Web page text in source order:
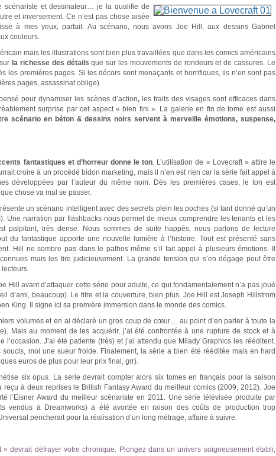
scénariste et dessinateur… je la qualifie de
et inversement. Ce n’est pas chose aisée
à mes yeux, parfait. Au scénario, nous avons Joe Hill, aux dessins Gabriel
couleurs.
mais les illustrations sont bien plus travaillées que dans les comics américains
la richesse des détails que sur les mouvements de rondeurs et de cassures. Le
les premières pages. Si les décors sont menaçants et horrifiques, ils n’en sont pas
pages, assassinat oblige).
pour dynamiser les scènes d’action,les traits des visages sont efficaces dans
surprise par cet aspect « bien fini ». La galerie en fin de tome est aussi
scénario en béton & dessins noirs servent à merveille émotions, suspense,
fantastiques et d’horreur donne le ton. L’utilisation de « Lovecraft » attire le
croire à un procédé bidon marketing, mais il n’en est rien car la série fait appel à
développées par l’auteur du même nom. Dès les premières cases, le ton est
chose va mal se passer.
un scénario intelligent avec des secrets plein les poches (si tant donné qu’un
Une narration par flashbacks nous permet de mieux comprendre les tenants et les
palpitant, très dense. Nous sommes de suite happés, nous parlons de lecture
du fantastique apporte une nouvelle lumière à l’histoire. Tout est présenté sans
Hill ne sombre pas dans le pathos même s’il fait appel à plusieurs émotions. Il
mais les tire judicieusement. La grande tension qui s’en dégage peut être
Hill avant d’attaquer cette série pour adulte, ce qui fondamentalement n’a pas joué
d’ami, beaucoup). Le titre et la couverture, bien plus. Joe Hill est Joseph Hillstrom
King. Il signe ici sa première immersion dans le monde des comics.
volumes et en ai déclaré un gros coup de cœur… au point d’en parler à toute la
Mais au moment de les acquérir, j’ai été confrontée à une rupture de stock et à
l’occasion. J’ai été patiente (très) et j’ai attendu que Milady Graphics les rééditent.
soucis, moi une sueur froide. Finalement, la série a bien été rééditée mais en hard
euros de plus pour leur prix final, grr).
six opus. La série devrait compter alors six tomes en français pour la saison
reçu à deux reprises le British Fantasy Award du meilleur comics (2009, 2012). Joe
l’Eisner Award du meilleur scénariste en 2011. Une série télévisée produite par
vendus à Dreamworks) a été avortée en raison des coûts de production trop
pencherait pour la réalisation d’un long métrage, affaire à suivre.
» devrait défrayer votre chronique. Plongez dans un univers soigneusement établi,